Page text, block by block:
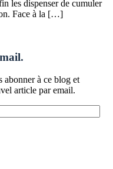
les dispenser de cumuler
Face à la […]
abonner à ce blog et
article par email.